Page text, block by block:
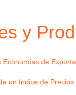
y
de
un Indice de